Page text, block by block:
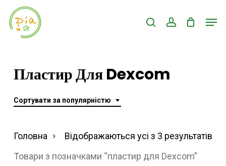
Skip
searchaccount
Пластир Для Dexcom
Сортувати за популярністю
Відображаються усі з 3 результатів
Головна
Товари з позначками “пластир для Dexcom”